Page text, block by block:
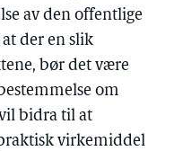
av den offentlige
der en slik
bør det være
om
bidra til at
virkemiddel